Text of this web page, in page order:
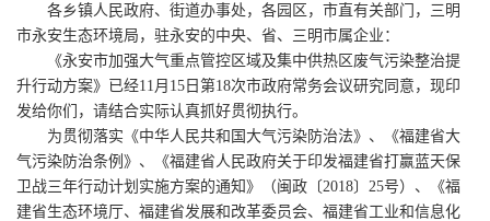
各乡镇人民政府、街道办事处，各园区，市直有关部门，三明
市永安生态环境局，驻永安的中央、省、三明市属企业：
《永安市加强大气重点管控区域及集中供热区废气污染整治提
升行动方案》已经11月15日第18次市政府常务会议研究同意，现印
发给你们，请结合实际认真抓好贯彻执行。
为贯彻落实《中华人民共和国大气污染防治法》、《福建省大
气污染防治条例》、《福建省人民政府关于印发福建省打赢蓝天保
卫战三年行动计划实施方案的通知》（闽政〔2018〕25号）、《福
建省生态环境厅、福建省发展和改革委员会、福建省工业和信息化